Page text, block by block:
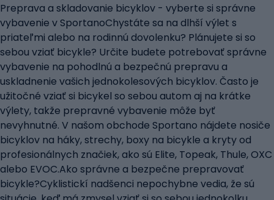
Preprava a skladovanie bicyklov - vyberte si správne
vybavenie v SportanoChystáte sa na dlhší výlet s
priateľmi alebo na rodinnú dovolenku? Plánujete si so
sebou vziať bicykle? Určite budete potrebovať správne
vybavenie na pohodlnú a bezpečnú prepravu a
uskladnenie vašich jednokolesových bicyklov. Často je
užitočné vziať si bicykel so sebou autom aj na krátke
výlety, takže prepravné vybavenie môže byť
nevyhnutné. V našom obchode Sportano nájdete nosiče
bicyklov na háky, strechy, boxy na bicykle a kryty od
profesionálnych značiek, ako sú Elite, Topeak, Thule, OXC
alebo EVOC.Ako správne a bezpečne prepravovať
bicykle?Cyklistickí nadšenci nepochybne vedia, že sú